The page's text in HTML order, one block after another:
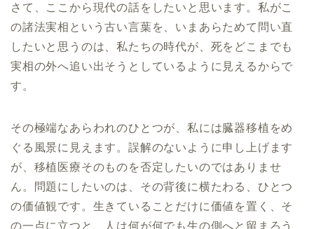
さて、ここから現代の話をしたいと思います。私がこ
の諸法実相という古い言葉を、いまあらためて問い直
したいと思うのは、私たちの時代が、死をどこまでも
実相の外へ追い出そうとしているように見えるからで
す。
その極端なあらわれのひとつが、私には臓器移植をめ
ぐる風景に見えます。誤解のないように申し上げます
が、移植医療そのものを否定したいのではありませ
ん。問題にしたいのは、その背後に横たわる、ひとつ
の価値観です。生きていることだけに価値を置く、そ
の一点に立つと、人は何が何でも生の側へと留まろう